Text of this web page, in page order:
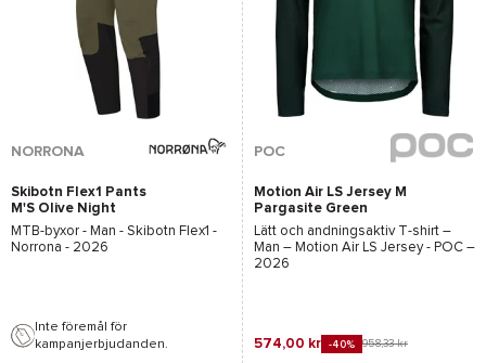
NORRONA
Skibotn Flex1 Pants
M'S Olive Night
MTB-byxor - Man - Skibotn Flex1 -
Norrona - 2026
Inte föremål för
kampanjerbjudanden.
POC
Motion Air LS Jersey M
Pargasite Green
Lätt och andningsaktiv T-shirt –
Man – Motion Air LS Jersey - POC –
2026
574,00 kr -40% 958,33 kr